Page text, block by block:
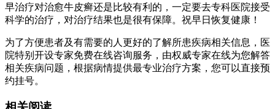
早治疗对治愈牛皮癣还是比较有利的，一定要去专科医院接受
科学的治疗，对治疗结果也是很有保障。祝早日恢复健康！
为了方便患者及有需要的人更好的了解所患疾病相关信息，医
院特别开设专家免费在线咨询服务，由权威专家在线为您解答
相关疾病问题，根据病情提供最专业治疗方案，您可以直接预
约挂号。